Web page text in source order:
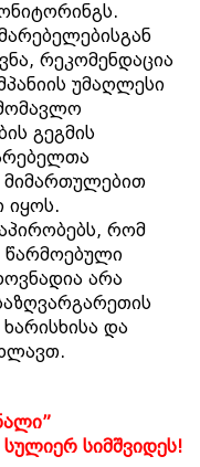
რეკომენდაცია
უმაღლესი
გეგმის
იყოს.
რომ
წარმოებული
არა
და
”
სულიერ სიმშვიდეს!